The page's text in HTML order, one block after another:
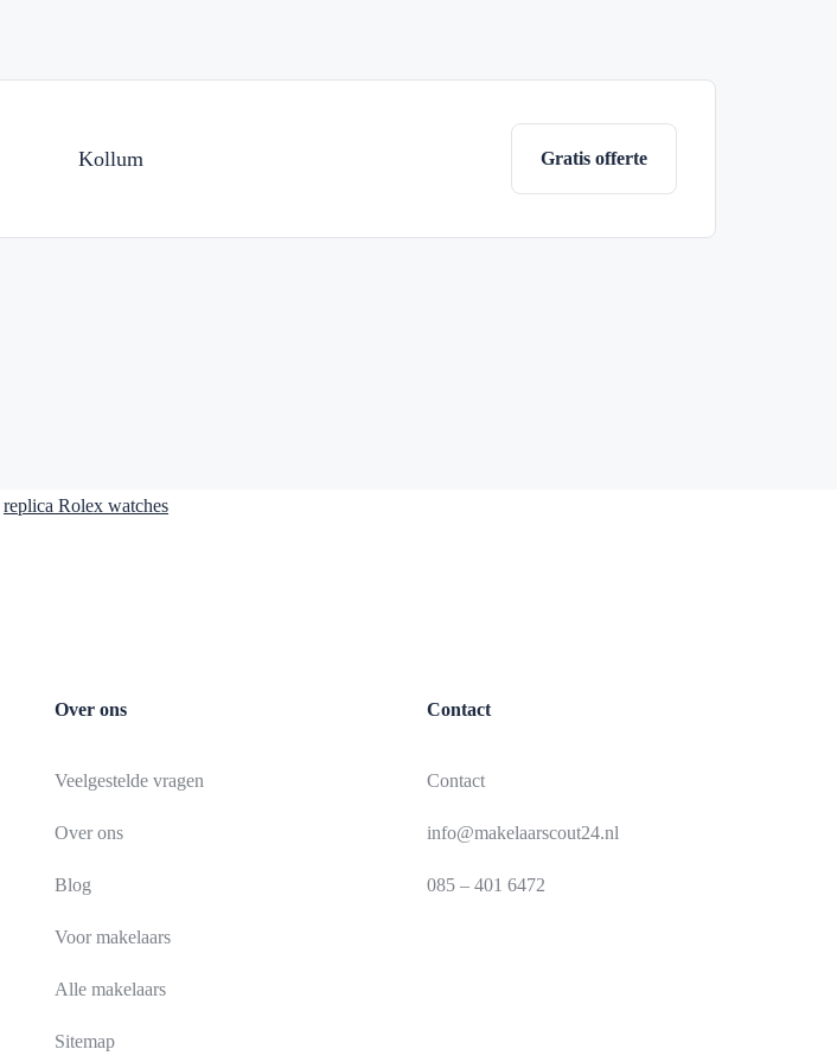
Kollum Gratis offerte
replica Rolex watches
Over ons
Veelgestelde vragen
Over ons
Blog
Voor makelaars
Alle makelaars
Sitemap
Contact
Contact
info@makelaarscout24.nl
085 – 401 6472